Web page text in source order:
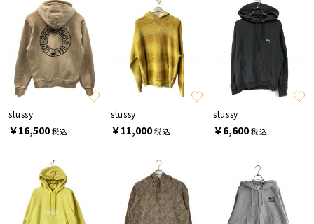
stussy
￥16,500税込
stussy
￥11,000税込
stussy
￥6,600税込